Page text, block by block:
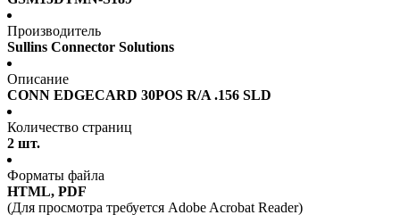
Производитель
Sullins Connector Solutions
Описание
CONN EDGECARD 30POS R/A .156 SLD
Количество страниц
2 шт.
Форматы файла
HTML, PDF
(Для просмотра требуется Adobe Acrobat Reader)